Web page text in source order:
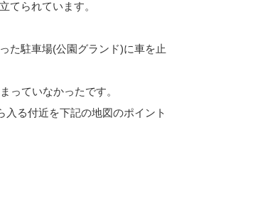
てられています。
た駐車場(公園グランド)に車を止
っていなかったです。
る付近を下記の地図のポイント